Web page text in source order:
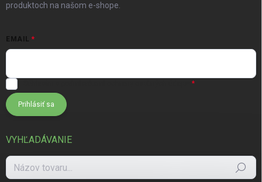
produktoch na našom e-shope.
EMAIL
Prihlásiť sa
VYHĽADÁVANIE
Hľadať